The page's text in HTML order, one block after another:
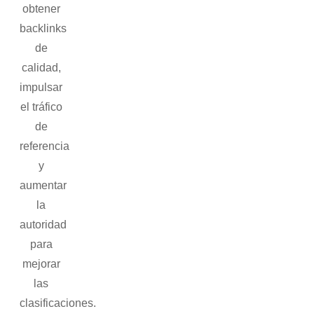
obtener
backlinks
de
calidad,
impulsar
el tráfico
de
referencia
y
aumentar
la
autoridad
para
mejorar
las
clasificaciones.